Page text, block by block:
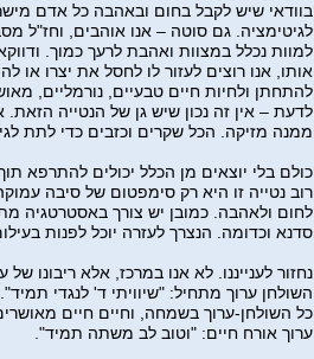
בוודאי שיש לקבל בחום ובאהבה כל אדם
לגיטימציה. גם סוטה – אנו אוהבים, וחז"ל
למוות נכלל במצוות ואהבת לרעך כמוך.
אותו, אנו רוצים לעזור לו לחסל את יצרו או
להתחתן ולחיות חיים טבעיים, נורמליים,
לדעת – אין זה נכון שיש גן של הנטייה הזאת.
ממנה מזיקה. הכל שקרים וכזבים כדי לתת
כולם בלי יוצאים מן הכלל יכולים להתרפא
רוב נטייה זו היא רק סימפטום של סיבה עמוקה
לחום ולאהבה. כמובן יש צורך באסטרטגיה
סדנא וכדומה. הנצרך לעזרה יוכל לפנות
נחזור לענייננו. לא אנו במרכז, אלא ריבונו של
השולחן ערוך מתחיל: "שיוויתי ד' לנגדי
כל השולחן-ערוך בשמחה, וחיים חיים
ערוך אורח חיים: "וטוב לב משתה תמיד".